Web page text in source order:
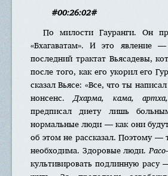
#00:26:02#
По милости Гауранги. Он
«Бхагаватам». И это явление
последний трактат Вьясадевы,
после того, как его укорил его
сказал Вьясе: «Все, что ты
нонсенс.Дхарма, кама,
предписал диету лишь
нормальные люди — как они
об этом не рассказал. Поэтому —
необходима. Здоровые люди.
культивировать подлинную расу